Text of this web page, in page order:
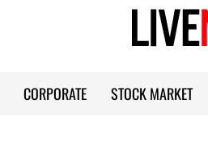
CORPORATE STOCK MARKET